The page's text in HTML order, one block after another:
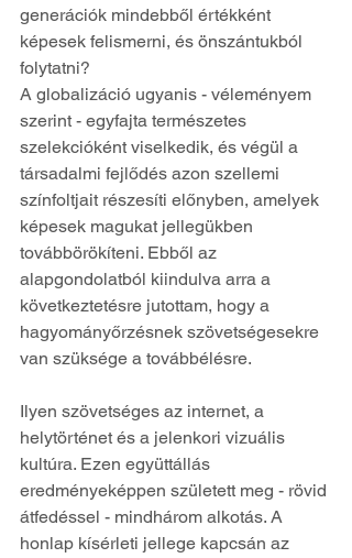
generációk mindebből értékként
képesek felismerni, és önszántukból
folytatni?
A globalizáció ugyanis - véleményem
szerint - egyfajta természetes
szelekcióként viselkedik, és végül a
társadalmi fejlődés azon szellemi
színfoltjait részesíti előnyben, amelyek
képesek magukat jellegükben
továbbörökíteni. Ebből az
alapgondolatból kiindulva arra a
következtetésre jutottam, hogy a
hagyományőrzésnek szövetségesekre
van szüksége a továbbélésre.
Ilyen szövetséges az internet, a
helytörténet és a jelenkori vizuális
kultúra. Ezen együttállás
eredményeképpen született meg - rövid
átfedéssel - mindhárom alkotás. A
honlap kísérleti jellege kapcsán az